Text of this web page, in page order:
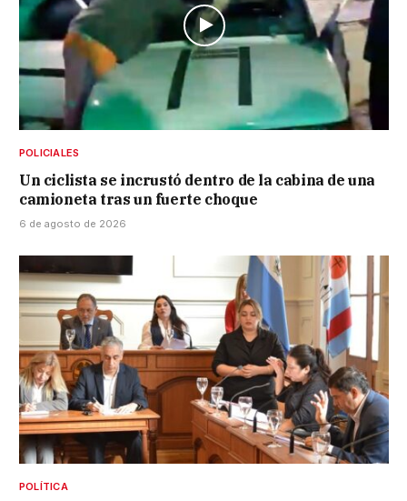
POLICIALES
Un ciclista se incrustó dentro de la cabina de una
camioneta tras un fuerte choque
6 de agosto de 2026
POLÍTICA